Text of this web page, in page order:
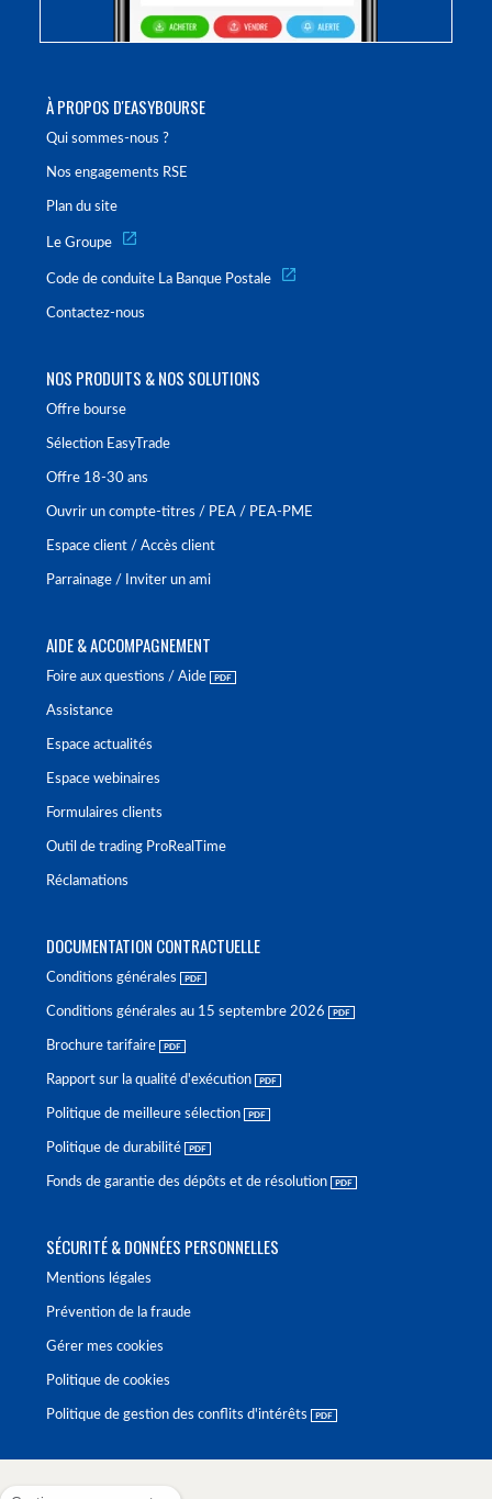
À PROPOS D'EASYBOURSE
Qui sommes-nous ?
Nos engagements RSE
Plan du site
Le Groupe
Code de conduite La Banque Postale
Contactez-nous
NOS PRODUITS & NOS SOLUTIONS
Offre bourse
Sélection EasyTrade
Offre 18-30 ans
Ouvrir un compte-titres / PEA / PEA-PME
Espace client / Accès client
Parrainage / Inviter un ami
AIDE & ACCOMPAGNEMENT
Foire aux questions / Aide
Assistance
Espace actualités
Espace webinaires
Formulaires clients
Outil de trading ProRealTime
Réclamations
DOCUMENTATION CONTRACTUELLE
Conditions générales
Conditions générales au 15 septembre 2026
Brochure tarifaire
Rapport sur la qualité d'exécution
Politique de meilleure sélection
Politique de durabilité
Fonds de garantie des dépôts et de résolution
SÉCURITÉ & DONNÉES PERSONNELLES
Mentions légales
Prévention de la fraude
Gérer mes cookies
Politique de cookies
Politique de gestion des conflits d'intérêts